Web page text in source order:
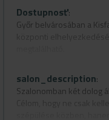
Dostupnosť:
Győr belvárosában a
https://n9.cl/wir3s
salon_description:
Szalonomban két dolog